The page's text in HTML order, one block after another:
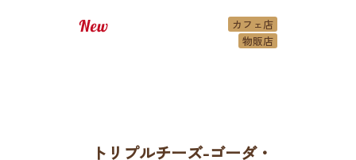
トリプルチーズ-ゴーダ・
カフェ店
物販店